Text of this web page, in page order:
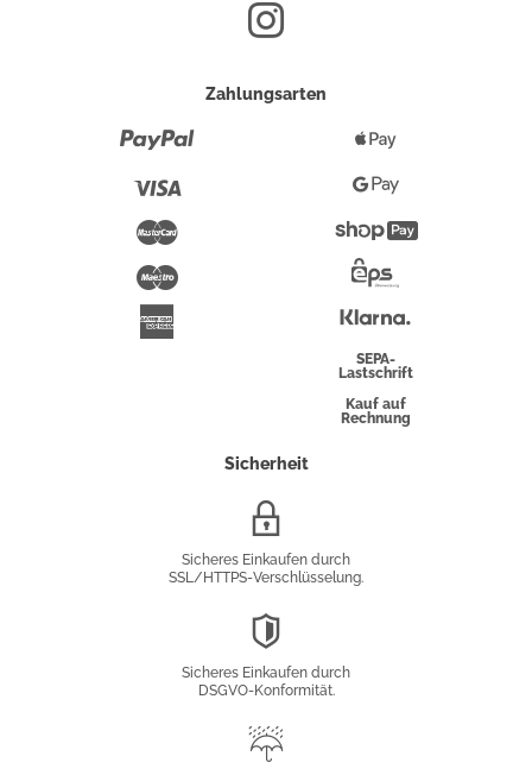
Zahlungsarten
Maestro
Pay
Google
Pay
Überweisung
SEPA-
Lastschrift
Kauf auf
Rechnung
Sicherheit
Sicheres Einkaufen durch
SSL/HTTPS-Verschlüsselung.
Sicheres Einkaufen durch
DSGVO-Konformität.